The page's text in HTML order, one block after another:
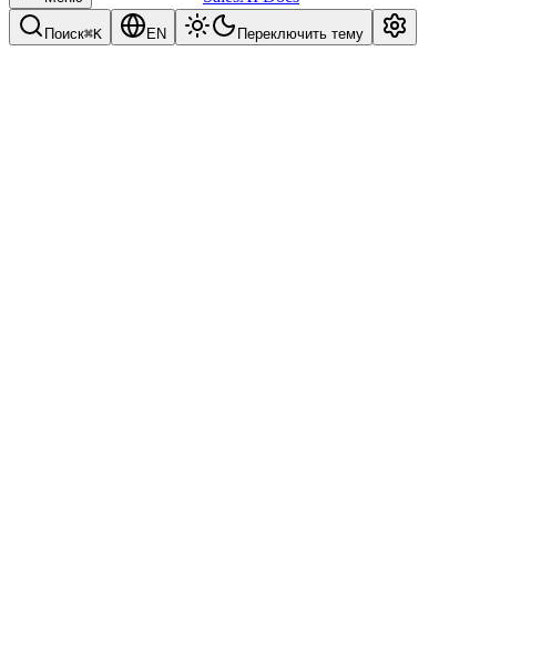
Поиск⌘K EN Переключить тему